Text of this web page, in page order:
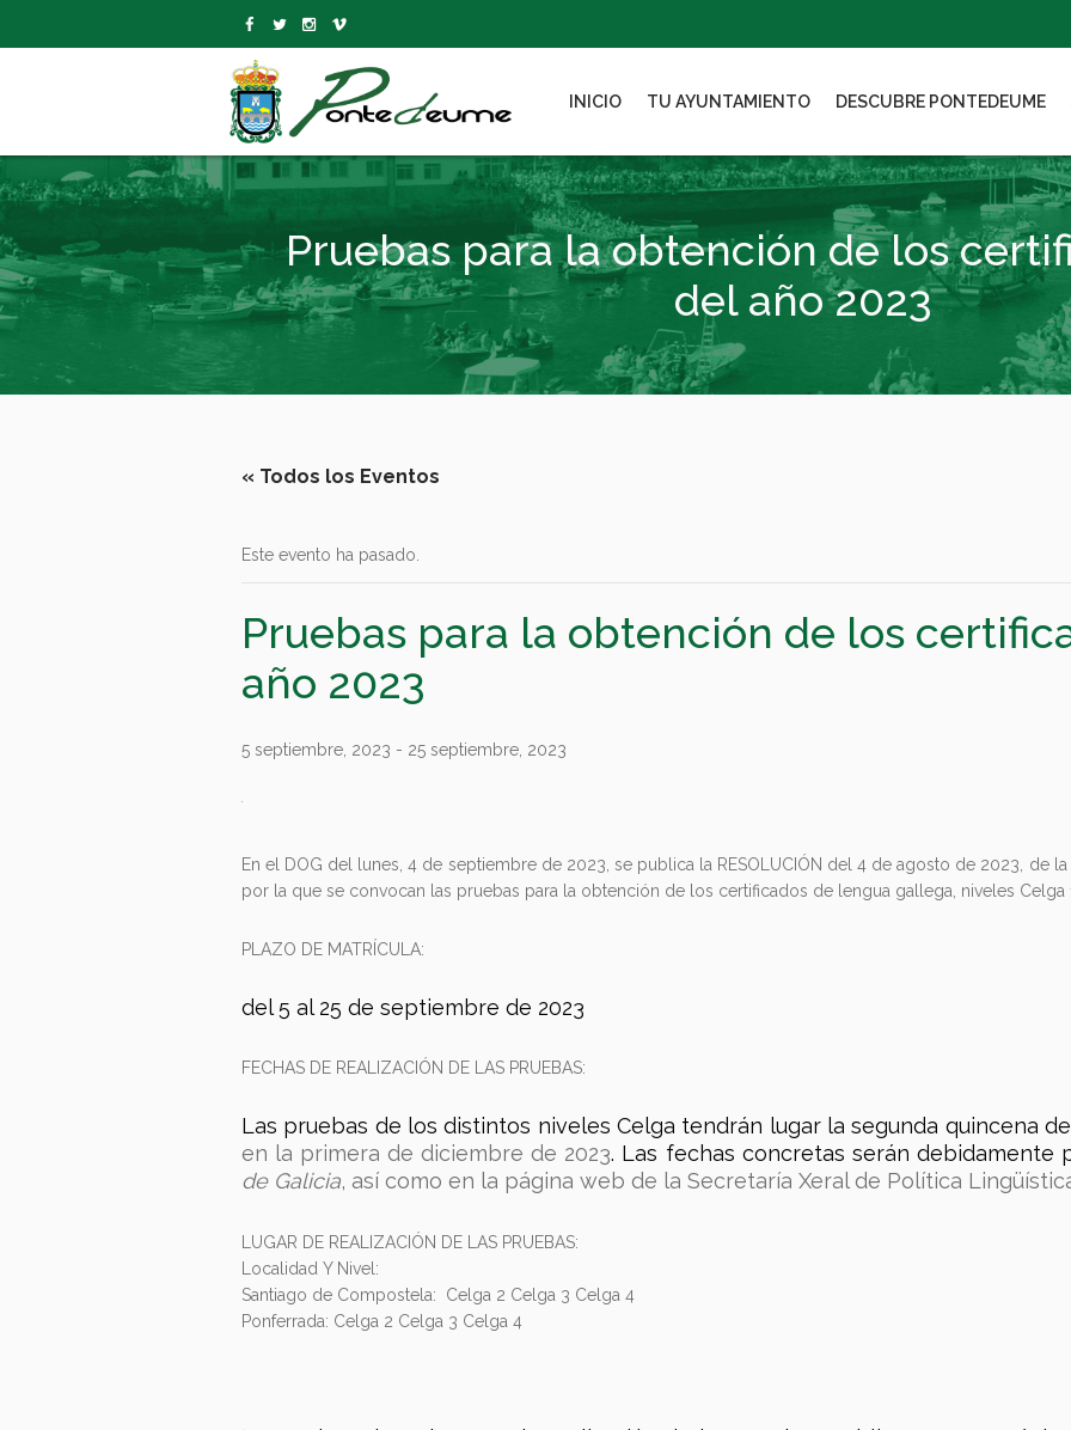
INICIO TU AYUNTAMIENTO DESCUBRE PONTEDEUME
Pruebas para la obtención de los
del año 2023
« Todos los Eventos
Este evento ha pasado.
Pruebas para la obtención de los
año 2023
5 septiembre, 2023 - 25 septiembre, 2023
En el DOG del lunes, 4 de septiembre de 2023, se publica la RESOLUCIÓN del 4 de agosto de 2023, de la
por la que se convocan las pruebas para la obtención de los certificados de lengua gallega, niveles Celga
PLAZO DE MATRÍCULA:
del 5 al 25 de septiembre de 2023
FECHAS DE REALIZACIÓN DE LAS PRUEBAS:
Las pruebas de los distintos niveles Celga tendrán lugar la segunda quincena
en la primera de diciembre de 2023. Las fechas concretas serán debidamente
de Galicia, así como en la página web de la Secretaría Xeral de Política
LUGAR DE REALIZACIÓN DE LAS PRUEBAS:
Localidad Y Nivel:
Santiago de Compostela: Celga 2 Celga 3 Celga 4
Ponferrada: Celga 2 Celga 3 Celga 4